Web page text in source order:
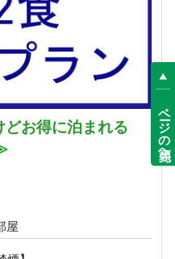
どお得に泊まれる
屋
ページの先頭へ